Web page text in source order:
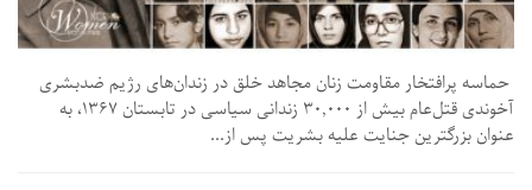
حماسه پرافتخار مقاومت زنان مجاهد خلق در زندان‌های رژیم ضدبشری
آخوندی قتل‌عام بیش از ۳۰,۰۰۰ زندانی سیاسی در تابستان ۱۳۶۷، به
عنوان بزرگترین جنایت علیه بشریت پس از...